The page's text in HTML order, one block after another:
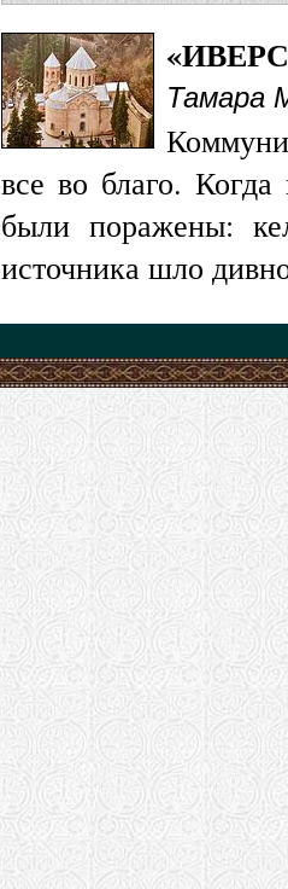
Тамара
все во благо.
были поражены:
источника шло